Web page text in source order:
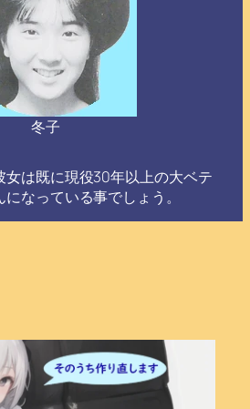
冬子
女は既に現役30年以上の大ベテ
なっている事でしょう。